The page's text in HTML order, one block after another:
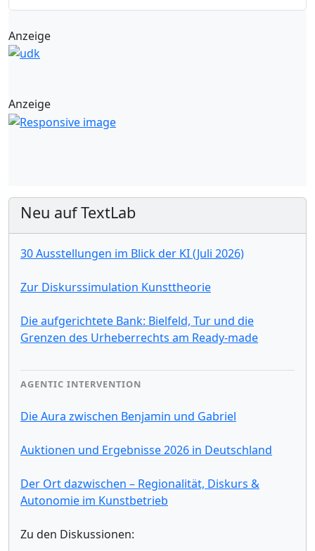
Anzeige
Anzeige
Neu auf TextLab
30 Ausstellungen im Blick der KI (Juli 2026)
Zur Diskurssimulation Kunsttheorie
Die aufgerichtete Bank: Bielfeld, Tur und die
Grenzen des Urheberrechts am Ready-made
AGENTIC INTERVENTION
Die Aura zwischen Benjamin und Gabriel
Auktionen und Ergebnisse 2026 in Deutschland
Der Ort dazwischen – Regionalität, Diskurs &
Autonomie im Kunstbetrieb
Zu den Diskussionen: